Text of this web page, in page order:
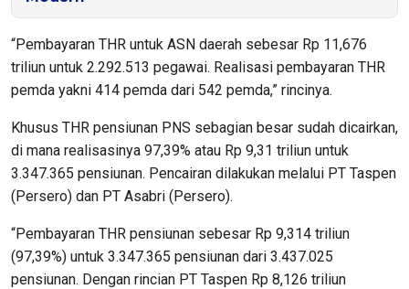
“Pembayaran THR untuk ASN daerah sebesar Rp 11,676
triliun untuk 2.292.513 pegawai. Realisasi pembayaran THR
pemda yakni 414 pemda dari 542 pemda,” rincinya.
Khusus THR pensiunan PNS sebagian besar sudah dicairkan,
di mana realisasinya 97,39% atau Rp 9,31 triliun untuk
3.347.365 pensiunan. Pencairan dilakukan melalui PT Taspen
(Persero) dan PT Asabri (Persero).
“Pembayaran THR pensiunan sebesar Rp 9,314 triliun
(97,39%) untuk 3.347.365 pensiunan dari 3.437.025
pensiunan. Dengan rincian PT Taspen Rp 8,126 triliun